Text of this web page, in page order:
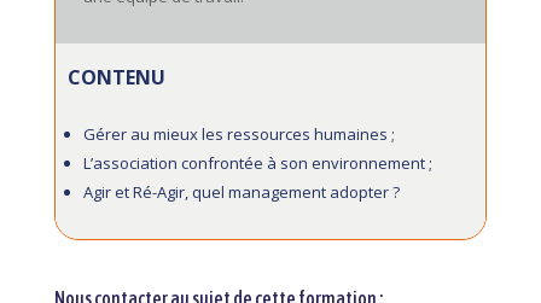
CONTENU
Gérer au mieux les ressources humaines ;
L’association confrontée à son environnement ;
Agir et Ré-Agir, quel management adopter ?